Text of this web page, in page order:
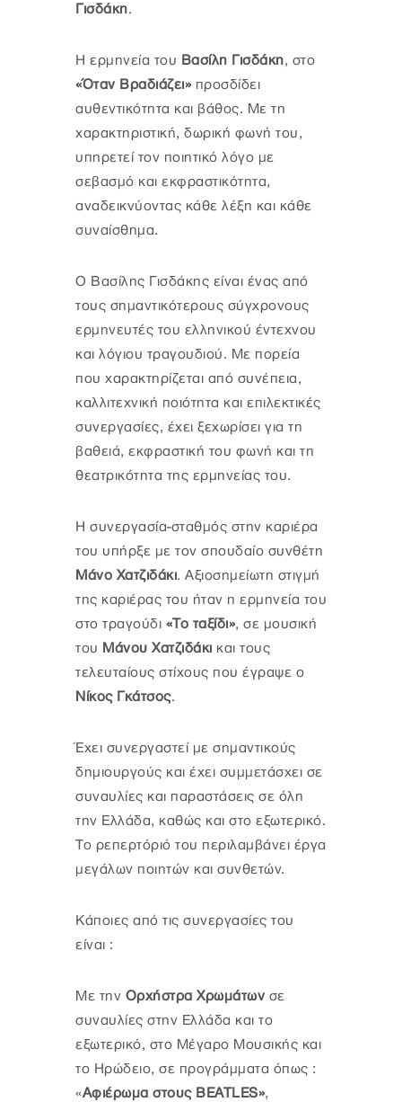
Γισδάκη.
Η ερμηνεία του Βασίλη Γισδάκη, στο
«Όταν Βραδιάζει» προσδίδει
αυθεντικότητα και βάθος. Με τη
χαρακτηριστική, δωρική φωνή του,
υπηρετεί τον ποιητικό λόγο με
σεβασμό και εκφραστικότητα,
αναδεικνύοντας κάθε λέξη και κάθε
συναίσθημα.
Ο Βασίλης Γισδάκης είναι ένας από
τους σημαντικότερους σύγχρονους
ερμηνευτές του ελληνικού έντεχνου
και λόγιου τραγουδιού. Με πορεία
που χαρακτηρίζεται από συνέπεια,
καλλιτεχνική ποιότητα και επιλεκτικές
συνεργασίες, έχει ξεχωρίσει για τη
βαθειά, εκφραστική του φωνή και τη
θεατρικότητα της ερμηνείας του.
Η συνεργασία-σταθμός στην καριέρα
του υπήρξε με τον σπουδαίο συνθέτη
Μάνο Χατζιδάκι. Αξιοσημείωτη στιγμή
της καριέρας του ήταν η ερμηνεία του
στο τραγούδι «Το ταξίδι», σε μουσική
του Μάνου Χατζιδάκι και τους
τελευταίους στίχους που έγραψε ο
Νίκος Γκάτσος.
Έχει συνεργαστεί με σημαντικούς
δημιουργούς και έχει συμμετάσχει σε
συναυλίες και παραστάσεις σε όλη
την Ελλάδα, καθώς και στο εξωτερικό.
Το ρεπερτόριό του περιλαμβάνει έργα
μεγάλων ποιητών και συνθετών.
Κάποιες από τις συνεργασίες του
είναι :
Με την Ορχήστρα Χρωμάτων σε
συναυλίες στην Ελλάδα και το
εξωτερικό, στο Μέγαρο Μουσικής και
το Ηρώδειο, σε προγράμματα όπως :
«Αφιέρωμα στους BEATLES»,